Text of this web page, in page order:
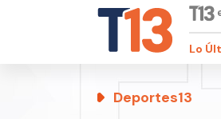
Lo
Deportes13